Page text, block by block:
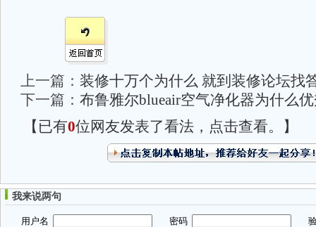
上一篇： 装修十万个为什么 就到装修论坛找
下一篇： 布鲁雅尔blueair空气净化器为什么
【已有0位网友发表了看法，点击查看。】
我来说两句
用户名 密码 验